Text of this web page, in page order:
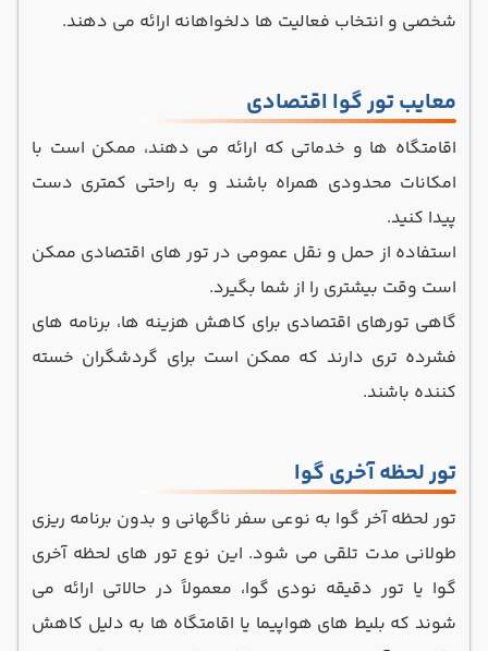
شخصی و انتخاب فعالیت ‌ها دلخواهانه ارائه می‌ دهند.
معایب تور گوا اقتصادی
اقامتگاه‌ ها و خدماتی که ارائه‌ می دهند، ممکن است با
امکانات محدودی همراه باشند و به راحتی کمتری دست
پیدا کنید.
استفاده از حمل‌ و نقل عمومی در تور های اقتصادی ممکن
است وقت بیشتری را از شما بگیرد.
گاهی تورهای اقتصادی برای کاهش هزینه‌ ها، برنامه ‌های
فشرده ‌تری دارند که ممکن است برای گردشگران خسته
‌کننده باشند.
تور لحظه آخری گوا
تور لحظه آخر گوا به نوعی سفر ناگهانی و بدون برنامه‌ ریزی
طولانی مدت تلقی می شود. این نوع تور های لحظه آخری
گوا یا تور دقیقه نودی گوا، معمولاً در حالاتی ارائه می‌
شوند که بلیط‌ های هواپیما یا اقامتگاه‌ ها به دلیل کاهش